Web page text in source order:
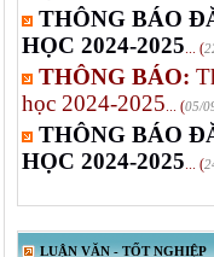
THÔNG BÁO
HỌC 2024-2025... (
THÔNG BÁO:
học 2024-2025... (05/
THÔNG BÁO
HỌC 2024-2025... (
LUẬN VĂN - TỐT NGHIỆP